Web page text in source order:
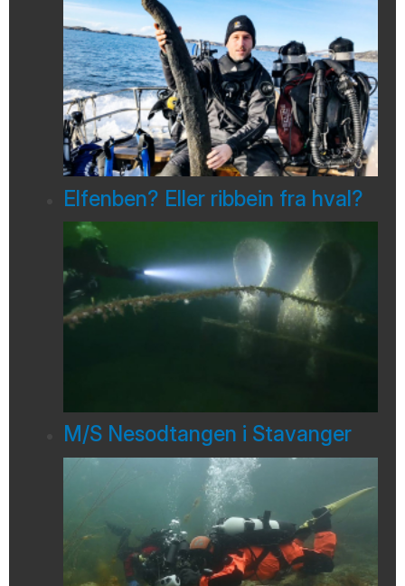
Elfenben? Eller ribbein fra hval?
M/S Nesodtangen i Stavanger